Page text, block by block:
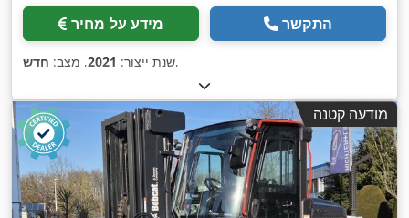
מידע על מחיר התקשר
שנת ייצור: 2021, מצב: חדש ,
מודעה קטנה